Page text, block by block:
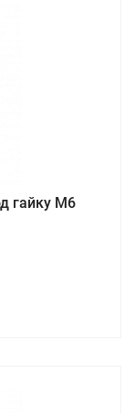
гайку М6